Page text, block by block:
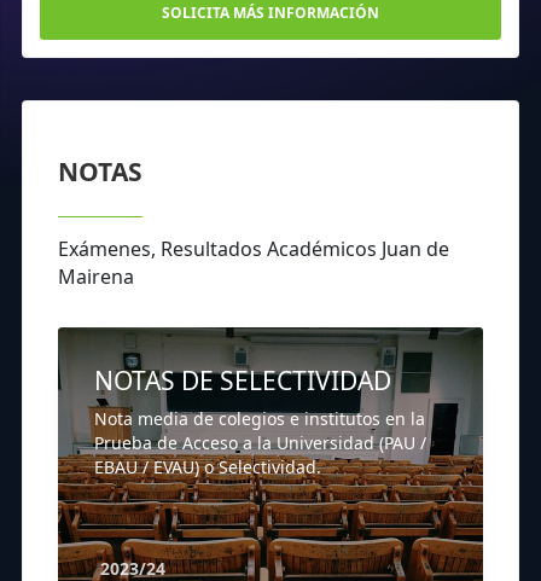
SOLICITA MÁS INFORMACIÓN
NOTAS
Exámenes, Resultados Académicos Juan de
Mairena
NOTAS DE SELECTIVIDAD
Nota media de colegios e institutos en la
Prueba de Acceso a la Universidad (PAU /
EBAU / EVAU) o Selectividad.
2023/24